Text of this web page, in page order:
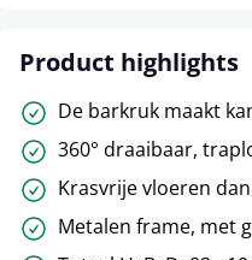
Product highlights
De barkruk maakt
360° draaibaar,
Krasvrije vloeren
Metalen frame, met